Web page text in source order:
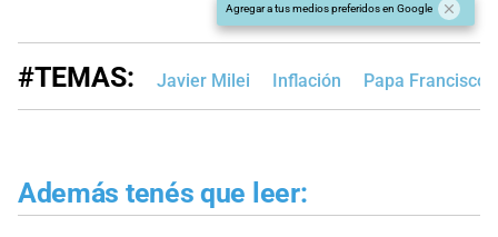
Agregar a tus medios preferidos en Google
#TEMAS: Javier Milei Inflación Papa Francisco
Además tenés que leer: